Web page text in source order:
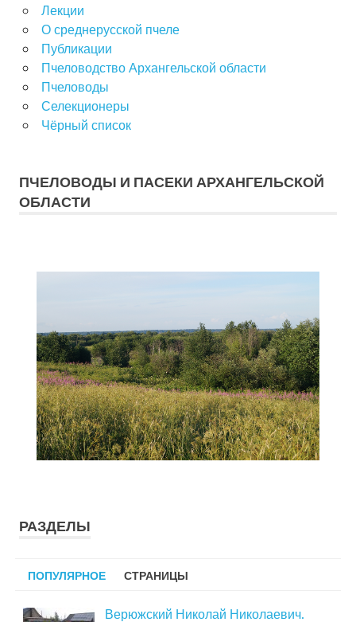
Лекции
О среднерусской пчеле
Публикации
Пчеловодство Архангельской области
Пчеловоды
Селекционеры
Чёрный список
ПЧЕЛОВОДЫ И ПАСЕКИ АРХАНГЕЛЬСКОЙ
ОБЛАСТИ
РАЗДЕЛЫ
ПОПУЛЯРНОЕ СТРАНИЦЫ
Верюжский Николай Николаевич.